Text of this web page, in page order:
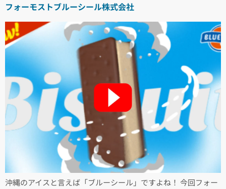
フォーモストブルーシール株式会社
沖縄のアイスと言えば「ブルーシール」ですよね！ 今回フォー